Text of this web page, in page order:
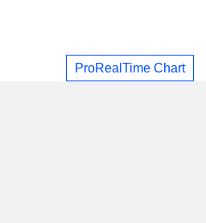
ProRealTime Chart